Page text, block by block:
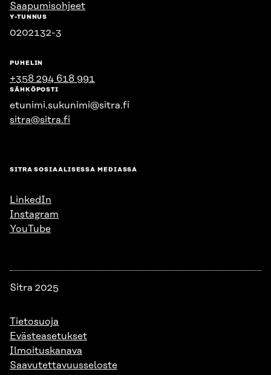
Saapumisohjeet
Y-TUNNUS
0202132-3
PUHELIN
+358 294 618 991
SÄHKÖPOSTI
etunimi.sukunimi@sitra.fi
sitra@sitra.fi
SITRA SOSIAALISESSA MEDIASSA
LinkedIn
Instagram
YouTube
Sitra 2025
Tietosuoja
Evästeasetukset
Ilmoituskanava
Saavutettavuusseloste